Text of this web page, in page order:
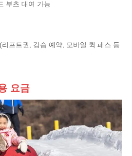
부츠 대여 가능
프트권, 강습 예약, 모바일 퀵 패스 등
요금